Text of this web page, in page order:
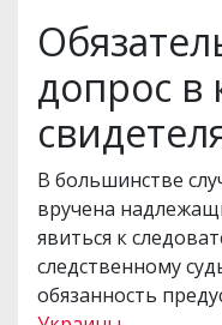
допрос в
В большинстве
вручена
явиться к
следственному
обязанность